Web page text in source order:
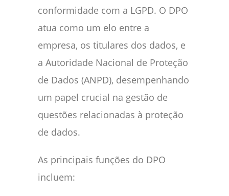
conformidade com a LGPD. O DPO
atua como um elo entre a
empresa, os titulares dos dados, e
a Autoridade Nacional de Proteção
de Dados (ANPD), desempenhando
um papel crucial na gestão de
questões relacionadas à proteção
de dados.
As principais funções do DPO
incluem: